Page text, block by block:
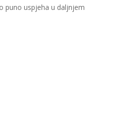
puno uspjeha u daljnjem